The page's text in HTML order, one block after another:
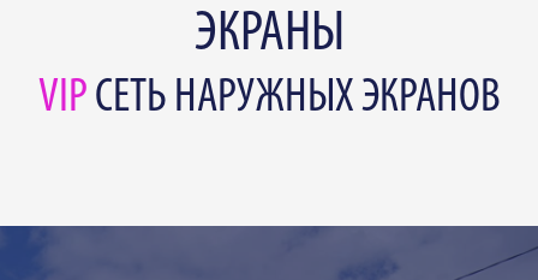
ЭКРАНЫ
VIP СЕТЬ НАРУЖНЫХ ЭКРАНОВ